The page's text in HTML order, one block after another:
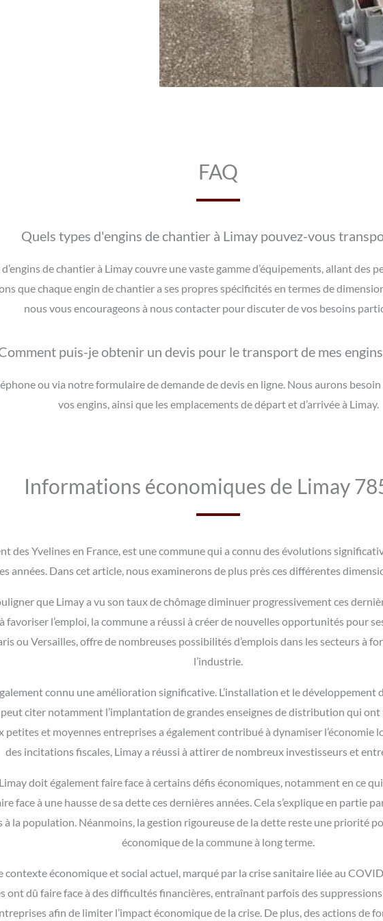
FAQ
Quels types d'engins de chantier à Limay pouvez-vous
de chantier à Limay couvre une vaste gamme d’équipements, allant des
que chaque engin de chantier a ses propres spécificités en termes de
nous vous encourageons à nous contacter pour discuter de vos besoins
puis-je obtenir un devis pour le transport de mes engins
ou via notre formulaire de demande de devis en ligne. Nous aurons
vos engins, ainsi que les emplacements de départ et d’arrivée à Limay.
Informations économiques de Limay
des Yvelines en France, est une commune qui a connu des évolutions
années. Dans cet article, nous examinerons de plus près ces différentes
que Limay a vu son taux de chômage diminuer progressivement ces
favoriser l’emploi, la commune a réussi à créer de nouvelles opportunités pour
ou Versailles, offre de nombreuses possibilités d’emplois dans les secteurs à
l’industrie.
connu une amélioration significative. L’installation et le développement
citer notamment l’implantation de grandes enseignes de distribution qui
petites et moyennes entreprises a également contribué à dynamiser l’économie
des incitations fiscales, Limay a réussi à attirer de nombreux investisseurs et
doit également faire face à certains défis économiques, notamment en ce
face à une hausse de sa dette ces dernières années. Cela s’explique en partie
à la population. Néanmoins, la gestion rigoureuse de la dette reste une priorité
économique de la commune à long terme.
économique et social actuel, marqué par la crise sanitaire liée au
ont dû faire face à des difficultés financières, entraînant parfois des
afin de limiter l’impact économique de la crise. De plus, des actions